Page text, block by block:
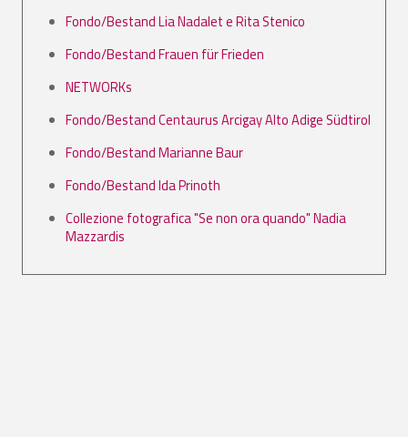
Fondo/Bestand Lia Nadalet e Rita Stenico
Fondo/Bestand Frauen für Frieden
NETWORKs
Fondo/Bestand Centaurus Arcigay Alto Adige Südtirol
Fondo/Bestand Marianne Baur
Fondo/Bestand Ida Prinoth
Collezione fotografica "Se non ora quando" Nadia
Mazzardis